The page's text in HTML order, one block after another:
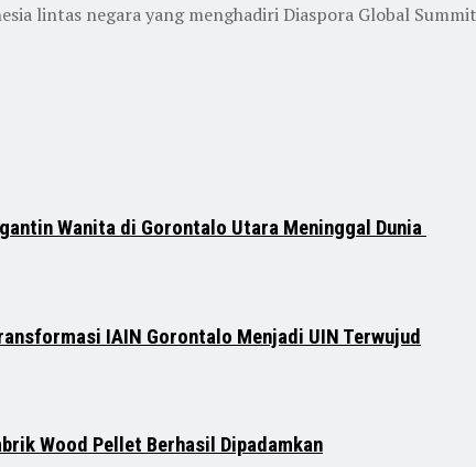
lintas negara yang menghadiri Diaspora Global
Wanita di Gorontalo Utara Meninggal Dunia
IAIN Gorontalo Menjadi UIN Terwujud
Wood Pellet Berhasil Dipadamkan